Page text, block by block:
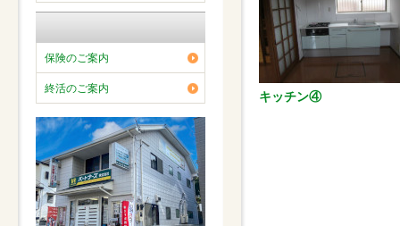
保険のご案内
終活のご案内
キッチン④